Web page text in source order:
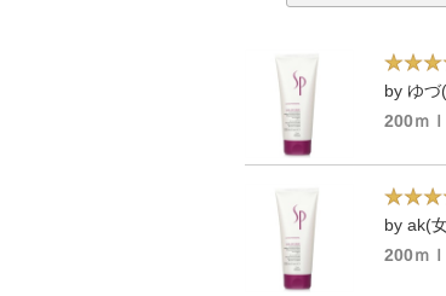
by ゆ
200ｍｌ
by ak(
200ｍｌ